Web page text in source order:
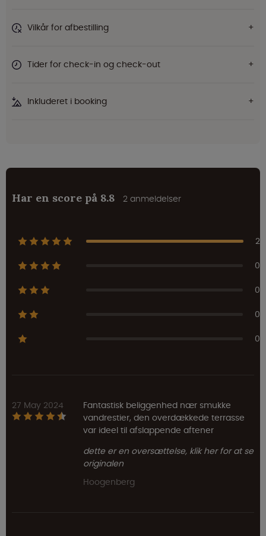
Vilkår for afbestilling
Tider for check-in og check-out
Inkluderet i booking
Har en score på 8.8 2 anmeldelser
2
0
0
0
0
27 May 2024
Fantastisk beliggenhed nær smukke
vandrestier, den overdækkede terrasse
var ideel til afslappende aftener
dette er en oversættelse, klik her for at se
originalen
Hoogenberg